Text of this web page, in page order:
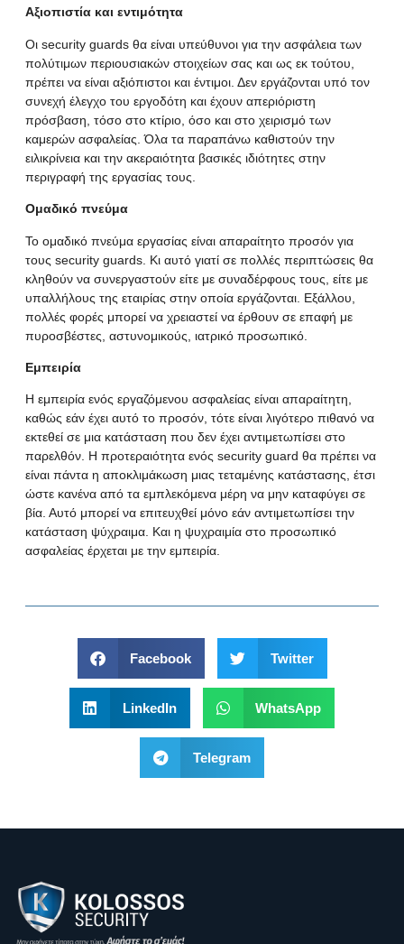
Αξιοπιστία και εντιμότητα
Οι security guards θα είναι υπεύθυνοι για την ασφάλεια των
πολύτιμων περιουσιακών στοιχείων σας και ως εκ τούτου,
πρέπει να είναι αξιόπιστοι και έντιμοι. Δεν εργάζονται υπό τον
συνεχή έλεγχο του εργοδότη και έχουν απεριόριστη
πρόσβαση, τόσο στο κτίριο, όσο και στο χειρισμό των
καμερών ασφαλείας. Όλα τα παραπάνω καθιστούν την
ειλικρίνεια και την ακεραιότητα βασικές ιδιότητες στην
περιγραφή της εργασίας τους.
Ομαδικό πνεύμα
Το ομαδικό πνεύμα εργασίας είναι απαραίτητο προσόν για
τους security guards. Κι αυτό γιατί σε πολλές περιπτώσεις θα
κληθούν να συνεργαστούν είτε με συναδέρφους τους, είτε με
υπαλλήλους της εταιρίας στην οποία εργάζονται. Εξάλλου,
πολλές φορές μπορεί να χρειαστεί να έρθουν σε επαφή με
πυροσβέστες, αστυνομικούς, ιατρικό προσωπικό.
Εμπειρία
Η εμπειρία ενός εργαζόμενου ασφαλείας είναι απαραίτητη,
καθώς εάν έχει αυτό το προσόν, τότε είναι λιγότερο πιθανό να
εκτεθεί σε μια κατάσταση που δεν έχει αντιμετωπίσει στο
παρελθόν. Η προτεραιότητα ενός security guard θα πρέπει να
είναι πάντα η αποκλιμάκωση μιας τεταμένης κατάστασης, έτσι
ώστε κανένα από τα εμπλεκόμενα μέρη να μην καταφύγει σε
βία. Αυτό μπορεί να επιτευχθεί μόνο εάν αντιμετωπίσει την
κατάσταση ψύχραιμα. Και η ψυχραιμία στο προσωπικό
ασφαλείας έρχεται με την εμπειρία.
Facebook Twitter
LinkedIn WhatsApp
Telegram